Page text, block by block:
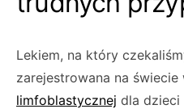
Lekiem, na który
zarejestrowana na świecie
limfoblastycznej dla dzieci